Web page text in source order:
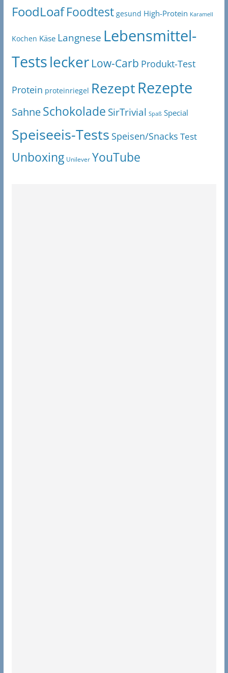
FoodLoaf Foodtest gesund High-Protein Karamell
Kochen Käse Langnese Lebensmittel-
Testslecker Low-Carb Produkt-Test
Protein proteinriegel RezeptRezepte
SahneSchokolade SirTrivial Spaß Special
Speiseeis-Tests Speisen/Snacks Test
Unboxing Unilever YouTube